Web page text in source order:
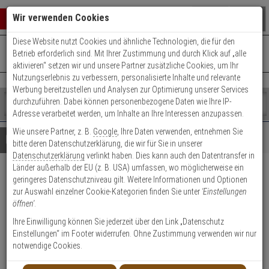
Warenkorb schließen
0 ARTIKEL IM WARENKORB
Ihr Warenkorb ist momentan leer.
Ergebnisse ()
Fertig
Shop
durchsuchen
Bitte
geben
Sie
mindestens
Zeichen
ein,
um
Suche
Es
wurde
noch
Kategorien
Suche
gestartet
+49 (0)821 899 493-0Mo. - Do.: 8:00 - 16:30 | Fr.: 8:00 - 14:00 Uhr
Kontaktservice nutzen
Details Beratung
2er Bravus.2500 MX
Doppelzyl. 30/35 6 Schl. ProCap
Produktmerkmale
Zylinder messen
Wir verwenden Cookies
Diese Website nutzt Cookies und ähnliche Technologien, die für den
Betrieb erforderlich sind. Mit Ihrer Zustimmung und durch Klick auf „alle
aktivieren“ setzen wir und unsere Partner zusätzliche Cookies, um Ihr
Nutzungserlebnis zu verbessern, personalisierte Inhalte und relevante
Werbung bereitzustellen und Analysen zur Optimierung unserer Services
durchzuführen. Dabei können personenbezogene Daten wie Ihre IP-
Adresse verarbeitet werden, um Inhalte an Ihre Interessen anzupassen.
Wie unsere Partner, z. B. Google , Ihre Daten verwenden, entnehmen Sie
bitte deren Datenschutzerklärung, die wir für Sie in unserer
Datenschutzerklärung verlinkt haben. Dies kann auch den Datentransfer in
Länder außerhalb der EU (z. B. USA) umfassen, wo möglicherweise ein
geringeres Datenschutzniveau gilt. Weitere Informationen und Optionen
zur Auswahl einzelner Cookie-Kategorien finden Sie unter 'Einstellungen
öffnen'.
Ihre Einwilligung können Sie jederzeit über den Link „Datenschutz
Einstellungen“ im Footer widerrufen. Ohne Zustimmung verwenden wir nur
notwendige Cookies.